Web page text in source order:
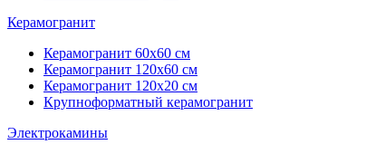
Керамогранит
Керамогранит 60х60 см
Керамогранит 120х60 см
Керамогранит 120х20 см
Крупноформатный керамогранит
Электрокамины